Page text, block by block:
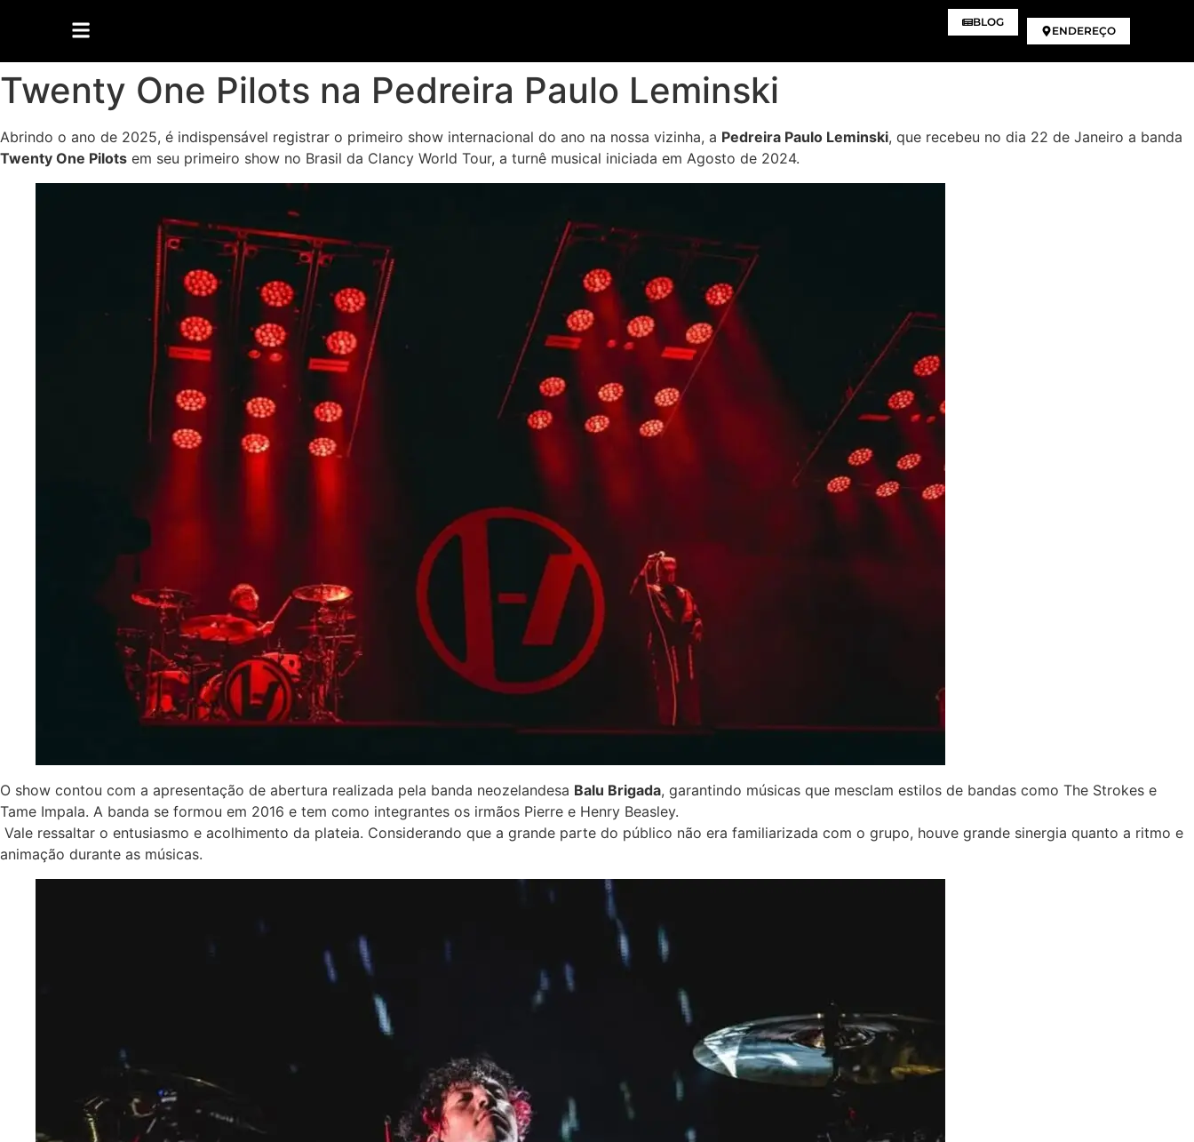
BLOG
ENDEREÇO
Twenty One Pilots na Pedreira Paulo Leminski
Abrindo o ano de 2025, é indispensável registrar o primeiro show internacional do ano na nossa vizinha, a Pedreira Paulo Leminski, que recebeu no dia 22 de Janeiro a banda
Twenty One Pilots em seu primeiro show no Brasil da Clancy World Tour, a turnê musical iniciada em Agosto de 2024.
O show contou com a apresentação de abertura realizada pela banda neozelandesa Balu Brigada, garantindo músicas que mesclam estilos de bandas como The Strokes e
Tame Impala. A banda se formou em 2016 e tem como integrantes os irmãos Pierre e Henry Beasley.
Vale ressaltar o entusiasmo e acolhimento da plateia. Considerando que a grande parte do público não era familiarizada com o grupo, houve grande sinergia quanto a ritmo e
animação durante as músicas.